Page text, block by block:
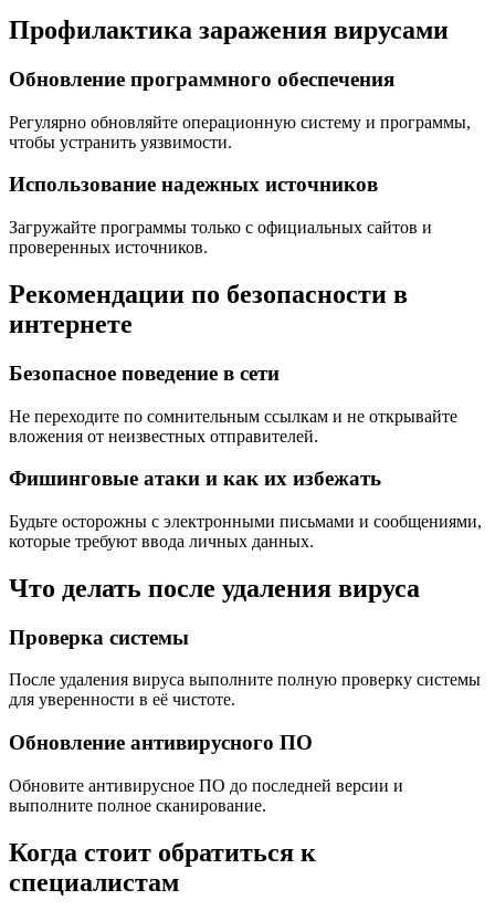
Профилактика заражения вирусами
Обновление программного обеспечения
Регулярно обновляйте операционную систему и программы,
чтобы устранить уязвимости.
Использование надежных источников
Загружайте программы только с официальных сайтов и
проверенных источников.
Рекомендации по безопасности в
интернете
Безопасное поведение в сети
Не переходите по сомнительным ссылкам и не открывайте
вложения от неизвестных отправителей.
Фишинговые атаки и как их избежать
Будьте осторожны с электронными письмами и сообщениями,
которые требуют ввода личных данных.
Что делать после удаления вируса
Проверка системы
После удаления вируса выполните полную проверку системы
для уверенности в её чистоте.
Обновление антивирусного ПО
Обновите антивирусное ПО до последней версии и
выполните полное сканирование.
Когда стоит обратиться к
специалистам